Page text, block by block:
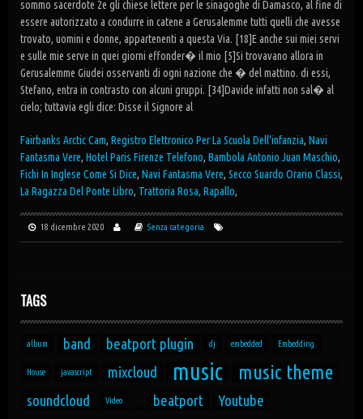
Fairbanks Arctic Cam, Registro Elettronico Per La Scuola Dell'infanzia, Navi
Fantasma Vere, Hotel Paris Firenze Telefono, Bambola Antonio Juan Maschio,
Fichi In Inglese Come Si Dice, Navi Fantasma Vere, Secco Suardo Orario Classi,
La Ragazza Del Ponte Libro, Trattoria Rosa, Rapallo,
18 dicembre 2020 Senza categoria
TAGS
album band beatport plugin dj embedded Embedding
House javascript mixcloud music music theme
soundcloud Video beatport Youtube